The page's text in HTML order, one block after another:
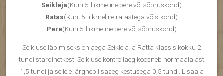
Seikleja(Kuni 5-liikmeline pere või sõpruskond)
Ratas(Kuni 5-liikmeline ratastega võistkond)
Pere(Kuni 5-liikmeline pere või sõpruskond)
Seikluse läbimiseks on aega Seikleja ja Ratta klassis kokku 2
tundi stardihetkest. Seikluse kontrollaeg koosneb normaalajast
1,5 tundi ja sellele järgneb lisaaeg kestusega 0,5 tundi. Lisaaja